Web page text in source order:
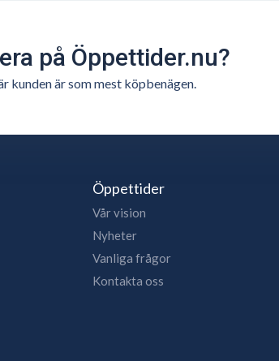
på Öppettider.nu?
kunden är som mest köpbenägen.
Öppettider
Vår vision
Nyheter
Vanliga frågor
Kontakta oss